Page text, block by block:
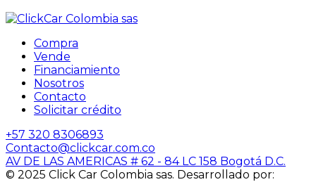
Compra
Vende
Financiamiento
Nosotros
Contacto
Solicitar crédito
+57 320 8306893
Contacto@clickcar.com.co
AV DE LAS AMERICAS # 62 - 84 LC 158 Bogotá D.C.
© 2025 Click Car Colombia sas. Desarrollado por: